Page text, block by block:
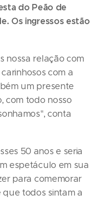
do Peão de
Os ingressos estão
nossa relação com
com a
um presente
com todo nosso
conta
50 anos e seria
espetáculo em sua
para comemorar
que todos sintam a